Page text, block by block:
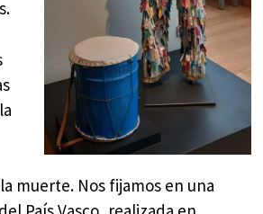
muerte. Nos fijamos en una